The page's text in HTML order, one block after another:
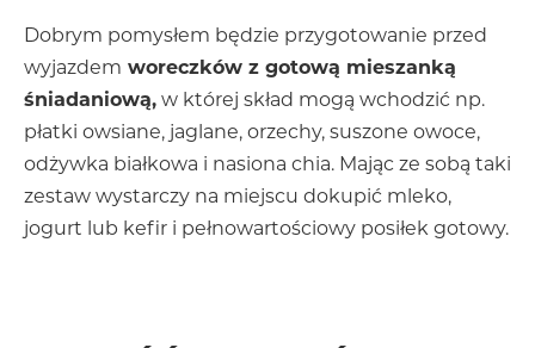
Dobrym pomysłem będzie przygotowanie przed
wyjazdem woreczków z gotową mieszanką
śniadaniową, w której skład mogą wchodzić np.
płatki owsiane, jaglane, orzechy, suszone owoce,
odżywka białkowa i nasiona chia. Mając ze sobą taki
zestaw wystarczy na miejscu dokupić mleko,
jogurt lub kefir i pełnowartościowy posiłek gotowy.